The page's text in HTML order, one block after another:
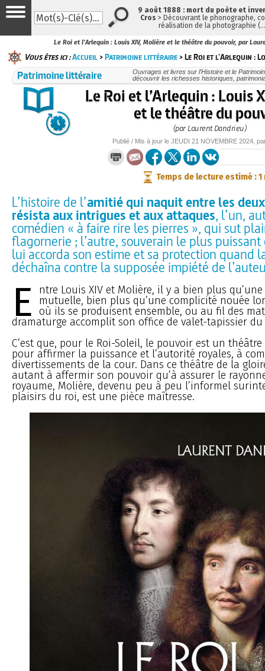
Le Roi et l'Arlequin : Louis XIV, Molière et le théâtre du pouvoir, par
Vous êtes ici :Accueil >Patrimoine littéraire > Le Roi et l'Arlequin :
Patrimoine littéraire
Ouvrages et livres sur l’Histoire et le
découvrir les richesses historiques,
Le Roi et l’Arlequin : Louis
et le théâtre du
(par Laurent Dandrieu)
Publié / Mis à jour leJEUDI 21 NOVEMBRE 2024 ,
Temps de lecture estimé : 1
L’histoire de l’amitié qui naquit entre les
résista aux intrigues et aux attaques, l’un,
comédien « à faire rire les pierres », qui sut
flagornerie ; l’autre, souverain le plus puissant
lui accorda son estime et sa protection quand
déchaîna contre la supposée impiété de
E
ntre Louis XIV et Molière, il y a bien plus
mutuelle, bien plus qu’une complicité nouée
où ils se produisent ensemble, ou au fil des
dramaturge accomplit son office de valet-tapissier du
C’est que, pour le Roi-Soleil, le pouvoir est un
pour affirmer la puissance et l’autorité royales, à
divertissements de la cour. Dans ce théâtre de la
autant à affermir son pouvoir qu’à assurer le
royaume, Molière, devenu peu à peu l’informel
plaisirs du roi, est une pièce maîtresse.
9 août 1888 : mort du poète et
Cros > Découvrant le phonographe,
réalisation de la photographie